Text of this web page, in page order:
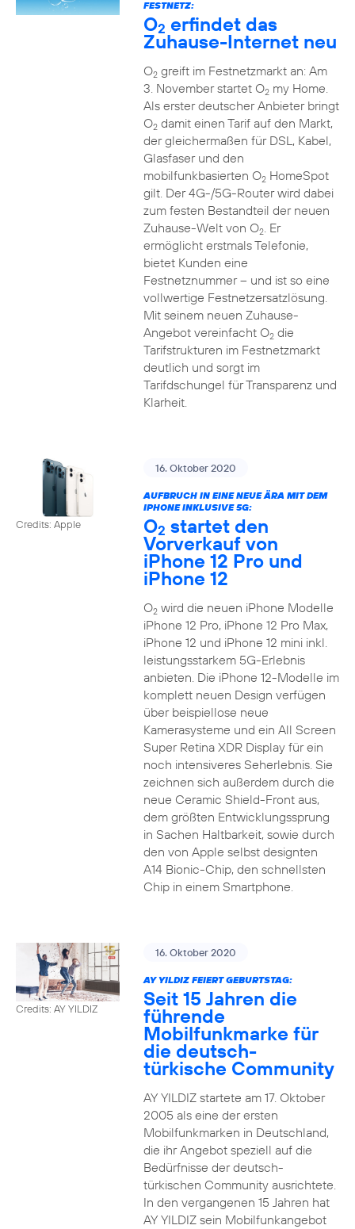
FESTNETZ:
O2 erfindet das
Zuhause-Internet neu
O2greift im Festnetzmarkt an: Am
3. November startet O2my Home.
Als erster deutscher Anbieter bringt
O2damit einen Tarif auf den Markt,
der gleichermaßen für DSL, Kabel,
Glasfaser und den
mobilfunkbasierten O2HomeSpot
gilt. Der 4G-/5G-Router wird dabei
zum festen Bestandteil der neuen
Zuhause-Welt von O2. Er
ermöglicht erstmals Telefonie,
bietet Kunden eine
Festnetznummer – und ist so eine
vollwertige Festnetzersatzlösung.
Mit seinem neuen Zuhause-
Angebot vereinfacht O2die
Tarifstrukturen im Festnetzmarkt
deutlich und sorgt im
Tarifdschungel für Transparenz und
Klarheit.
Credits: Apple
16. Oktober 2020
AUFBRUCH IN EINE NEUE ÄRA MIT DEM
IPHONE INKLUSIVE 5G:
O2 startet den
Vorverkauf von
iPhone 12 Pro und
iPhone 12
O2wird die neuen iPhone Modelle
iPhone 12 Pro, iPhone 12 Pro Max,
iPhone 12 und iPhone 12 mini inkl.
leistungsstarkem 5G-Erlebnis
anbieten. Die iPhone 12-Modelle im
komplett neuen Design verfügen
über beispiellose neue
Kamerasysteme und ein All Screen
Super Retina XDR Display für ein
noch intensiveres Seherlebnis. Sie
zeichnen sich außerdem durch die
neue Ceramic Shield-Front aus,
dem größten Entwicklungssprung
in Sachen Haltbarkeit, sowie durch
den von Apple selbst designten
A14 Bionic-Chip, den schnellsten
Chip in einem Smartphone.
Credits: AY YILDIZ
16. Oktober 2020
AY YILDIZ FEIERT GEBURTSTAG:
Seit 15 Jahren die
führende
Mobilfunkmarke für
die deutsch-
türkische Community
AY YILDIZ startete am 17. Oktober
2005 als eine der ersten
Mobilfunkmarken in Deutschland,
die ihr Angebot speziell auf die
Bedürfnisse der deutsch-
türkischen Community ausrichtete.
In den vergangenen 15 Jahren hat
AY YILDIZ sein Mobilfunkangebot